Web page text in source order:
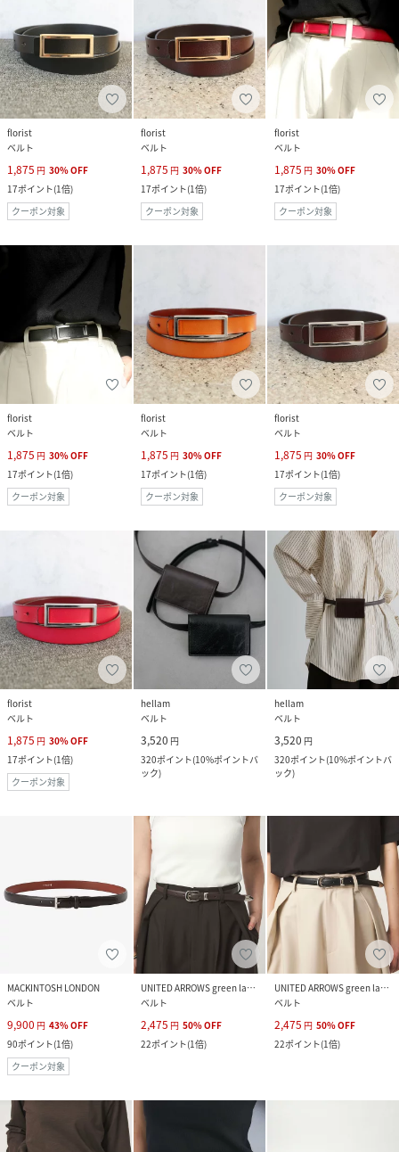
florist
ベルト
1,875 円 30%OFF
17ポイント(1倍)
クーポン対象
florist
ベルト
1,875 円 30%OFF
17ポイント(1倍)
クーポン対象
florist
ベルト
1,875 円 30%OFF
17ポイント(1倍)
クーポン対象
florist
ベルト
1,875 円 30%OFF
17ポイント(1倍)
クーポン対象
florist
ベルト
1,875 円 30%OFF
17ポイント(1倍)
クーポン対象
florist
ベルト
1,875 円 30%OFF
17ポイント(1倍)
クーポン対象
florist
ベルト
1,875 円 30%OFF
17ポイント(1倍)
クーポン対象
hellam
ベルト
3,520 円
320ポイント(10%ポイントバ
ック)
hellam
ベルト
3,520 円
320ポイント(10%ポイントバ
ック)
MACKINTOSH LONDON
ベルト
9,900 円 43%OFF
90ポイント(1倍)
クーポン対象
UNITED ARROWS green label relaxing
ベルト
2,475 円 50%OFF
22ポイント(1倍)
UNITED ARROWS green label relaxing
ベルト
2,475 円 50%OFF
22ポイント(1倍)